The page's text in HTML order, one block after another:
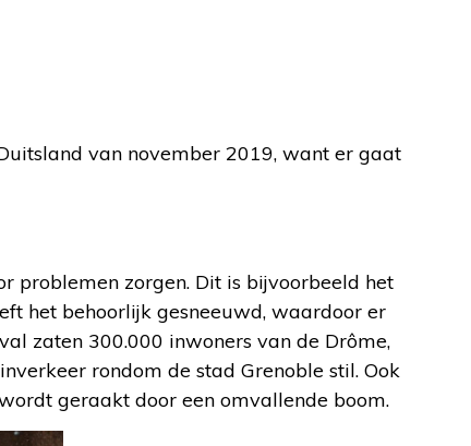
van november 2019, want er gaat
problemen zorgen. Dit is bijvoorbeeld het
het behoorlijk gesneeuwd, waardoor er
zaten 300.000 inwoners van de Drôme,
rondom de stad Grenoble stil. Ook
geraakt door een omvallende boom.